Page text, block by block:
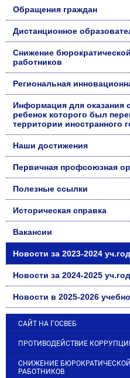
Обращения граждан
Дистанционное
Снижение
работников
Региональная
Информация для оказания
ребенок которого был
территории иностранного
Наши достижения
Первичная профсоюзная
Полезные ссылки
Историческая справка
Вакансии
Новости за 2023-2024 уч.год
Новости за 2024-2025 уч.год
Новости в 2025-2026
САЙТ НА ГОСВЕБ
ПРОТИВОДЕЙСТВИЕ
СНИЖЕНИЕ
РАБОТНИКОВ